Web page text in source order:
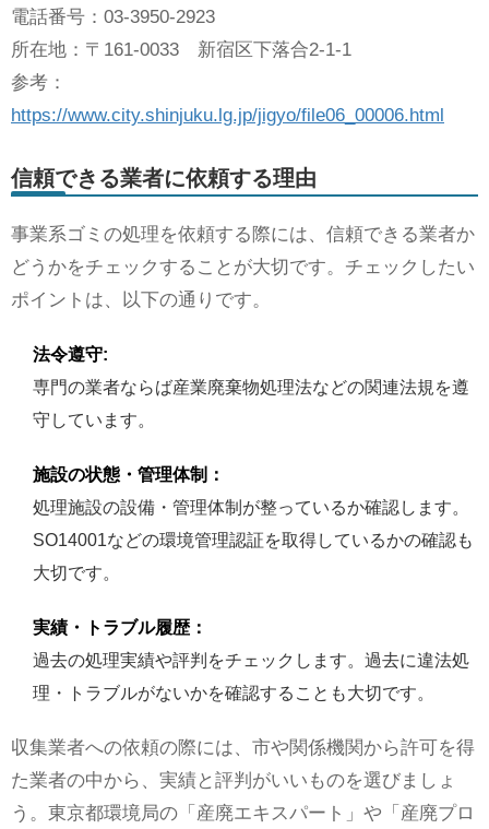
電話番号：03-3950-2923
所在地：〒161-0033 新宿区下落合2-1-1
参考：
https://www.city.shinjuku.lg.jp/jigyo/file06_00006.html
信頼できる業者に依頼する理由
事業系ゴミの処理を依頼する際には、信頼できる業者か
どうかをチェックすることが大切です。チェックしたい
ポイントは、以下の通りです。
法令遵守:
専門の業者ならば産業廃棄物処理法などの関連法規を遵
守しています。
施設の状態・管理体制：
処理施設の設備・管理体制が整っているか確認します。
SO14001などの環境管理認証を取得しているかの確認も
大切です。
実績・トラブル履歴：
過去の処理実績や評判をチェックします。過去に違法処
理・トラブルがないかを確認することも大切です。
収集業者への依頼の際には、市や関係機関から許可を得
た業者の中から、実績と評判がいいものを選びましょ
う。東京都環境局の「産廃エキスパート」や「産廃プロ